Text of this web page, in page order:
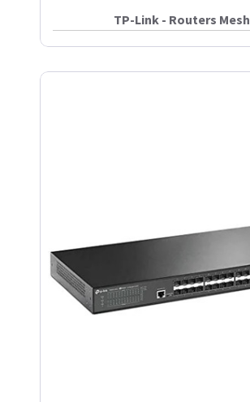
TP-Link - Routers Mesh